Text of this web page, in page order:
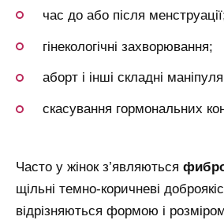
час до або після
гінекологічні захворювання;
аборт і інші складні
скасування гормональних
Часто у жінок з’являються
щільні темно-коричневі
відрізняються формою і